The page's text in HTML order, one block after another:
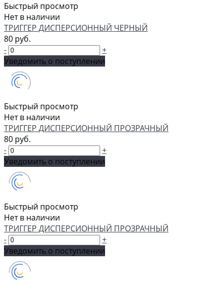
Быстрый просмотр
Нет в наличии
ТРИГГЕР ДИСПЕРСИОННЫЙ ЧЕРНЫЙ
80 руб.
-
+
Уведомить о поступлении
Быстрый просмотр
Нет в наличии
ТРИГГЕР ДИСПЕРСИОННЫЙ ПРОЗРАЧНЫЙ
80 руб.
-
+
Уведомить о поступлении
Быстрый просмотр
Нет в наличии
ТРИГГЕР ДИСПЕРСИОННЫЙ ПРОЗРАЧНЫЙ
-
+
Уведомить о поступлении